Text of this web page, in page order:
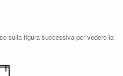
sulla figura successiva per vedere la